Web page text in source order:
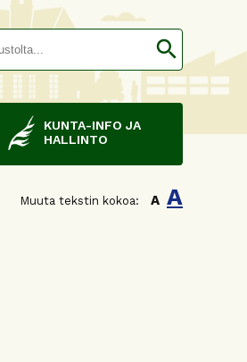
search
KUNTA-INFO JA
HALLINTO
Muuta tekstin kokoa: A A